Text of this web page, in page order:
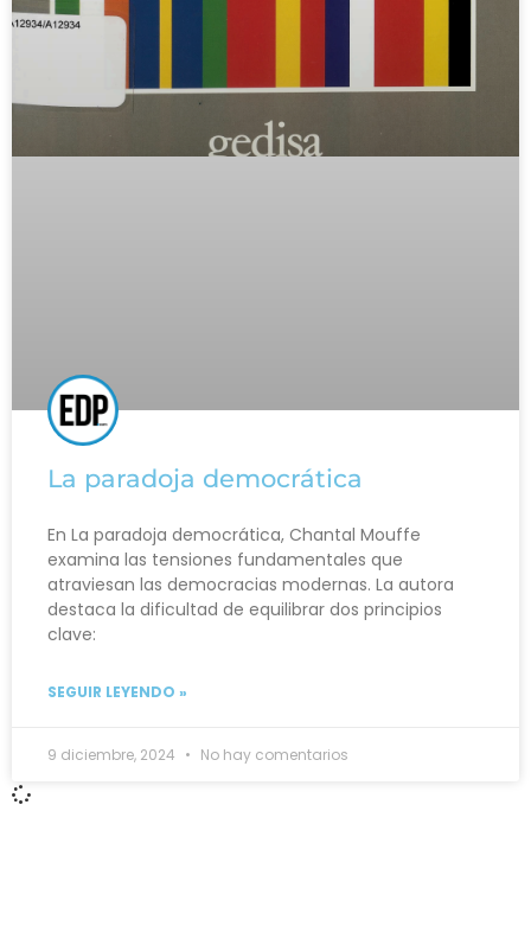
La paradoja democrática
En La paradoja democrática, Chantal Mouffe
examina las tensiones fundamentales que
atraviesan las democracias modernas. La autora
destaca la dificultad de equilibrar dos principios
clave:
SEGUIR LEYENDO »
9 diciembre, 2024 No hay comentarios